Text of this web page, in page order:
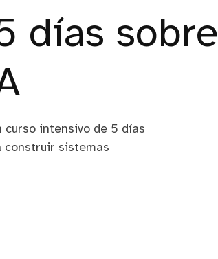
días sobre
curso intensivo de 5 días
construir sistemas